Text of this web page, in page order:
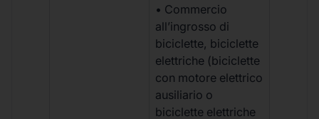
• Commercio
all’ingrosso di
biciclette, biciclette
elettriche (biciclette
con motore elettrico
ausiliario o
biciclette elettriche